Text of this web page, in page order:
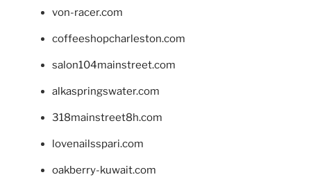
von-racer.com
coffeeshopcharleston.com
salon104mainstreet.com
alkaspringswater.com
318mainstreet8h.com
lovenailsspari.com
oakberry-kuwait.com